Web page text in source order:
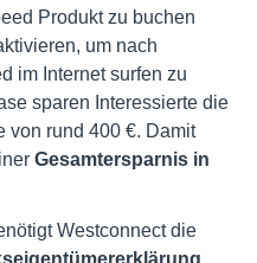
Produkt zu buchen
um nach
im Internet surfen zu
sparen Interessierte die
von rund 400 €. Damit
Gesamtersparnis in
Westconnect die